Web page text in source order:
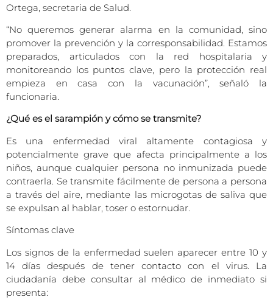
Ortega, secretaria de Salud.
“No queremos generar alarma en la comunidad, sino
promover la prevención y la corresponsabilidad. Estamos
preparados, articulados con la red hospitalaria y
monitoreando los puntos clave, pero la protección real
empieza en casa con la vacunación”, señaló la
funcionaria.
¿Qué es el sarampión y cómo se transmite?
Es una enfermedad viral altamente contagiosa y
potencialmente grave que afecta principalmente a los
niños, aunque cualquier persona no inmunizada puede
contraerla. Se transmite fácilmente de persona a persona
a través del aire, mediante las microgotas de saliva que
se expulsan al hablar, toser o estornudar.
Síntomas clave
Los signos de la enfermedad suelen aparecer entre 10 y
14 días después de tener contacto con el virus. La
ciudadanía debe consultar al médico de inmediato si
presenta: